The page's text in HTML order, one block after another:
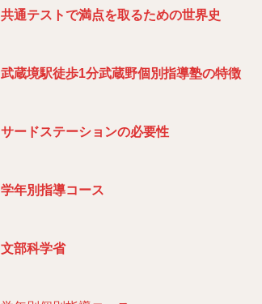
共通テストで満点を取るための世界史
武蔵境駅徒歩1分武蔵野個別指導塾の特徴
サードステーションの必要性
学年別指導コース
文部科学省